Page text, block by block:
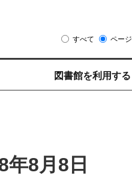
すべて ページ
図書館を利用する
8月8日